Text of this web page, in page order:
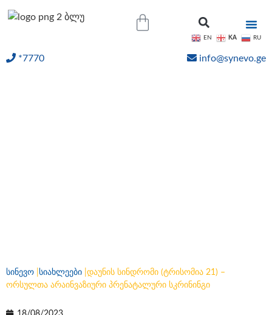
*7770 info@synevo.ge
სინევო სიახლეები დაუნის სინდრომი (ტრისომია 21) –
ორსულთა არაინვაზიური პრენატალური სკრინინგი
EN KA RU